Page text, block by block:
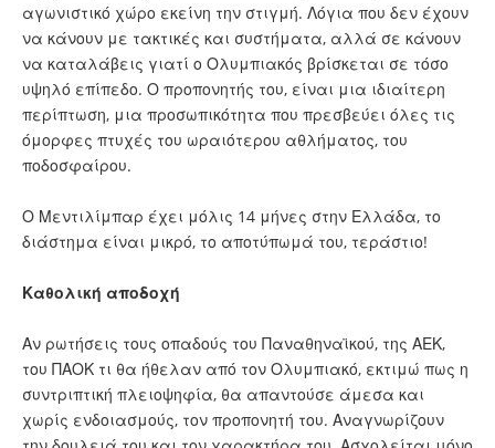
αγωνιστικό χώρο εκείνη την στιγμή. Λόγια που δεν έχουν
να κάνουν με τακτικές και συστήματα, αλλά σε κάνουν
να καταλάβεις γιατί ο Ολυμπιακός βρίσκεται σε τόσο
υψηλό επίπεδο. Ο προπονητής του, είναι μια ιδιαίτερη
περίπτωση, μια προσωπικότητα που πρεσβεύει όλες τις
όμορφες πτυχές του ωραιότερου αθλήματος, του
ποδοσφαίρου.
Ο Μεντιλίμπαρ έχει μόλις 14 μήνες στην Ελλάδα, το
διάστημα είναι μικρό, το αποτύπωμά του, τεράστιο!
Καθολική αποδοχή
Αν ρωτήσεις τους οπαδούς του Παναθηναϊκού, της ΑΕΚ,
του ΠΑΟΚ τι θα ήθελαν από τον Ολυμπιακό, εκτιμώ πως η
συντριπτική πλειοψηφία, θα απαντούσε άμεσα και
χωρίς ενδοιασμούς, τον προπονητή του. Αναγνωρίζουν